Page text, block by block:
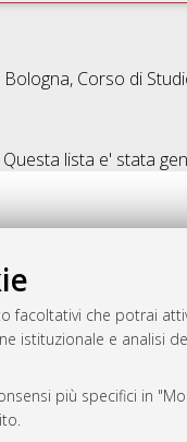
facoltativi che potrai
istituzionale e analisi
più specifici in
Corso di
Questa lista e' stata